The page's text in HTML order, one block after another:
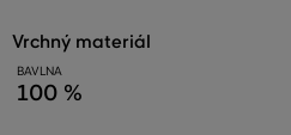
vrchný materiál
BAVLNA
100 %